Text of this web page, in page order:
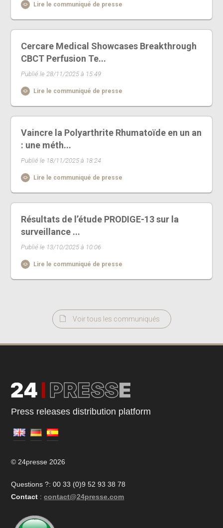
Lire le communiqué de presse
Cercare Medical Showcases Breakthrough
CBCT Perfusion Te...
Publié le 28/11/2025 à 15:49
Lire le communiqué de presse
Vaincre la Polyarthrite Rhumatoïde en un an
: une méth...
Publié le 18/11/2025 à 18:24
Lire le communiqué de presse
Résultats de l’étude PRODIGE-13 sur la
surveillance ...
Publié le 13/10/2025 à 10:06
Lire le communiqué de presse
Voir tous les communiqués
Press releases distribution platform
© 24presse 2026
Questions ?: 00 33 (0)9 52 93 38 78
Contact : contact@24presse.com